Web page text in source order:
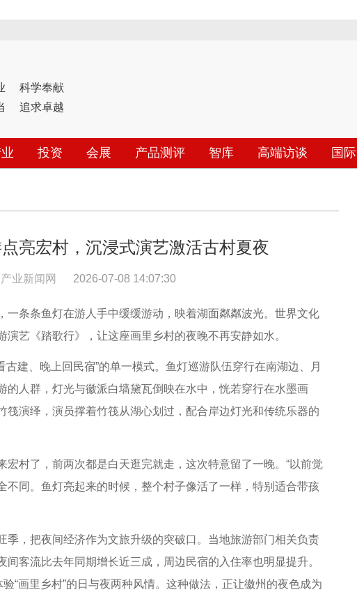
科学奉献
追求卓越
投资 会展 产品测评 智库 高端访谈 国际
亮宏村，沉浸式演艺激活古村夏夜
业新闻网 2026-07-08 14:07:30
条条鱼灯在游人手中缓缓游动，映着湖面粼粼波光。世界文化
艺《踏歌行》，让这座画里乡村的夜晚不再安静如水。
建、晚上回民宿”的单一模式。鱼灯巡游队伍穿行在南湖边、月
的人群，灯光与徽派白墙黛瓦倒映在水中，恍若穿行在水墨画
筏演绎，演员撑着竹筏从湖心划过，配合岸边灯光和传统乐器的
村了，前两次都是白天逛完就走，这次特意留了一晚。“以前觉
不同。鱼灯亮起来的时候，整个村子像活了一样，特别适合带孩
，把夜间经济作为文旅升级的突破口。当地旅游部门相关负责
间客流比去年同期增长近三成，周边民宿的入住率也明显提升。
“画里乡村”的日与夜两种风情。这种做法，正让徽州的夜色成为